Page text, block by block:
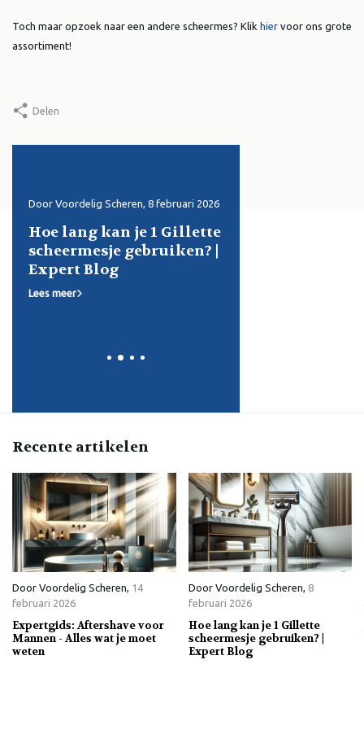
Toch maar opzoek naar een andere scheermes? Klik hier voor ons grote
assortiment!
Delen
10 augustus 2025
Wilkinson Hydro 5 vs
Hydro 3: De Ultieme
Scheermes Vergelijking
voor een Perfecte
Recente artikelen
Door Voordelig Scheren, 14
februari 2026
Expertgids: Aftershave voor
Mannen - Alles wat je moet
weten
Door Voordelig Scheren, 8
februari 2026
Hoe lang kan je 1 Gillette
scheermesje gebruiken? |
Expert Blog